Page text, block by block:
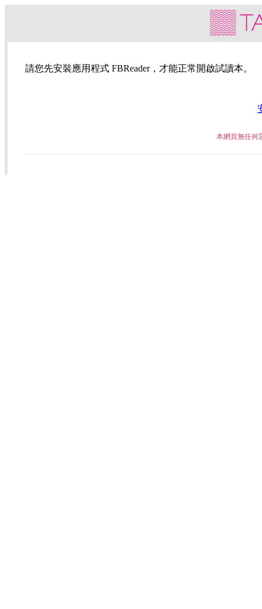
請您先安裝應用程式 FBReader，才能正常開啟試讀本。
本網頁無任何